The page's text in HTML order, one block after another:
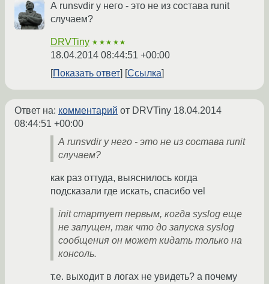
А runsvdir у него - это не из состава runit
случаем?
DRVTiny ★★★★★
18.04.2014 08:44:51 +00:00
Показать ответ
Ссылка
Ответ на: комментарий от DRVTiny 18.04.2014
08:44:51 +00:00
А runsvdir у него - это не из состава runit
случаем?
как раз оттуда, выяснилось когда
подсказали где искать, спасибо vel
init стартует первым, когда syslog еще
не запущен, так что до запуска syslog
сообщения он может кидать только на
консоль.
т.е. выходит в логах не увидеть? а почему